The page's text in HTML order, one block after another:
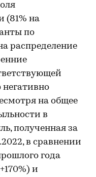
(81% на
по
распределение
негативно
на общее
в
полученная за
в сравнении
года
и